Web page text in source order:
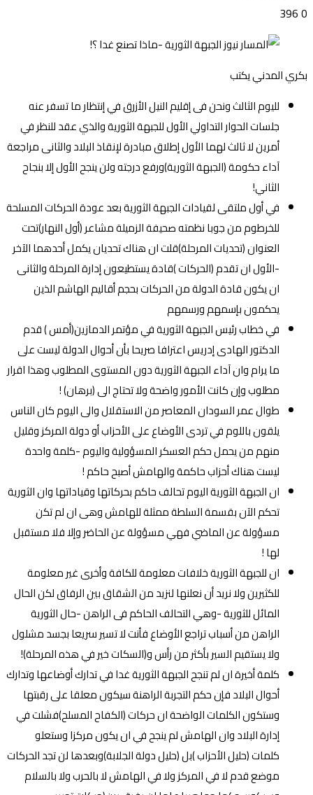
0
بكري المدني يكتب
لليوم الثالث ونحن فى إقليم النيل الأزرق في إنتظار ما تسفر عنه
جلسات الحوار التداولي الأول للجبهة الثورية والذي عقد للنظر في
أمرين لا ثالث لهما الأول إطلاق مبادرة لإنقاذ البلاد والثانى مراجعة
آداء حكومة (الجبهة الثورية)ورفع درجته ولن ينجح الأول إلا بنجاح
الثاني!
في أول ملتقى لقيادات الجبهة الثورية بعد عودة الحركات المسلحة
للخرطوم من جوبا نظمته صحيفة الزميلة مشاعر (أول النهار)تحت
العنوان (تحديات المرحلة)قلت ان هناك تحديان يكمل أحدهما الآخر
-الأول ان تقدم (الحركات )قادة يستطيعون إدارة المرحلة والثانى
ان يكون قادة الدولة من الحركات بحجم أقاليم الهاشم الذين
يحكمون بإسمهم ورسمهم
في خطاب رئيس الجبهة الثورية في مؤتمر الدمازين(أمس ) قدم
الدكتور الهادى إدريس اعترافا صريحا بأن أحوال الدولة ليست على
ما يرام وان آداء الجبهة الثورية دون المستوى المطلوب وهذا اقرار
مطلوب وإن كانت الأمور واضحة ولا تحتاج الى (برهان) !
طوال عمر السودان المعاصر من الاستقلال والى اليوم كان الناس
يلقون باللوم في تردى الأوضاع على الأحزاب أو دولة المركز وقليل
منهم من يحمل حكم العسكر المسؤولية واليوم -كلمة واحدة
ليست هناك أحزاب حاكمة والهامش أصبح حاكم !
ان الجبهة الثورية اليوم تحالف حاكم بحركاتها وقياداتها وان الثورية
تحكم الآن بقسمة السلطة ممثلة للهامش وهى ان لم تكن
مسؤولة عن الماضي فهي مسؤولة عن الحاضر وإلا فلا مستقبل
لها !
ان للجبهة الثورية خلافات معلومة للكافة وأخرى غير معلومة
للكثيرين ولا نريد أن نعلنها لنزيد من الشقاق بين الرفاق لكن الحال
المائل للثورية -وهي التحالف الحاكم فى الراهن -حال الثورية
الراهن من أسباب تراجع الأوضاع فأنت لا تسير سريعا بجسد مشلول
ولا يستقيم السير بأكثر من رأس و(السكات خير في هذه المرحلة)!
كلمة أخيرة ان لم تنجح الجبهة الثورية غدا في تدارك أوضاعها وتدارك
أحوال البلاد فإن حكم التجربة الراهنة سيكون معلقا على رقبتها
وستكون الكلمات الواضحة ان حركات (الكفاح المسلح)فشلت في
إدارة البلاد وان الهامش لم ينجح في ان يكون مركزا وستعلو
كلمات (حليل الأحزاب )بل (حليل دولة الجلابة)وبعدها لن تجد الحركات
موضع قدم لا في المركز ولا في الهامش لا بالحرب ولا بالسلام